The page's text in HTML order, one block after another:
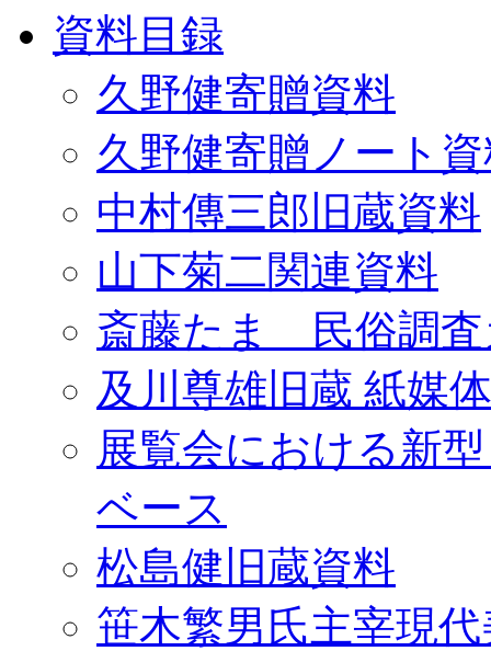
資料目録
久野健寄贈資料
久野健寄贈ノート
中村傳三郎旧蔵資料
山下菊二関連資料
斎藤たま 民俗調査
及川尊雄旧蔵 紙媒
展覧会における新
ベース
松島健旧蔵資料
笹木繁男氏主宰現